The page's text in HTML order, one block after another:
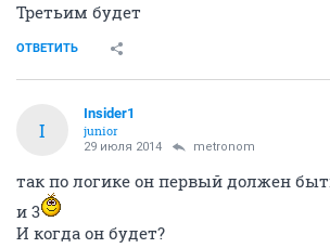
Третьим будет
ОТВЕТИТЬ
I
Insider1
junior
29 июля 2014 metronom
так по логике он первый должен
и 3
И когда он будет?